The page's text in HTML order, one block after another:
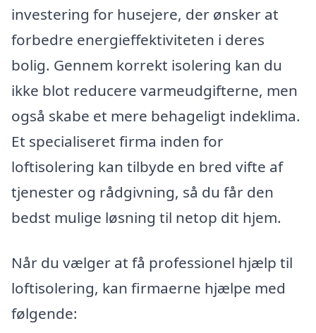
investering for husejere, der ønsker at
forbedre energieffektiviteten i deres
bolig. Gennem korrekt isolering kan du
ikke blot reducere varmeudgifterne, men
også skabe et mere behageligt indeklima.
Et specialiseret firma inden for
loftisolering kan tilbyde en bred vifte af
tjenester og rådgivning, så du får den
bedst mulige løsning til netop dit hjem.
Når du vælger at få professionel hjælp til
loftisolering, kan firmaerne hjælpe med
følgende: